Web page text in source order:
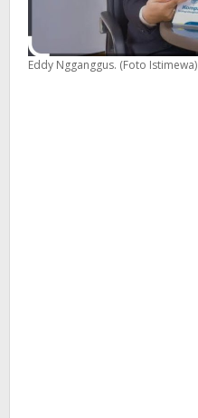
Eddy Ngganggus. (Foto Istimewa)